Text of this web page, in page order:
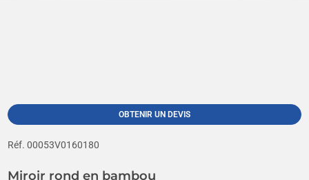
OBTENIR UN DEVIS
Réf. 00053V0160180
Miroir rond en bambou